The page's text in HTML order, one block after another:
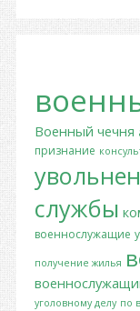
Военный чечня
признание
службы
военнослужащие
получение жилья
уголовному делу по